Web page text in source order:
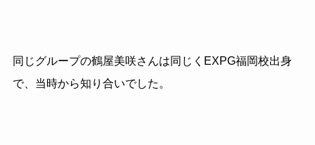
同じグループの鶴屋美咲さんは同じくEXPG福岡校出身
で、当時から知り合いでした。